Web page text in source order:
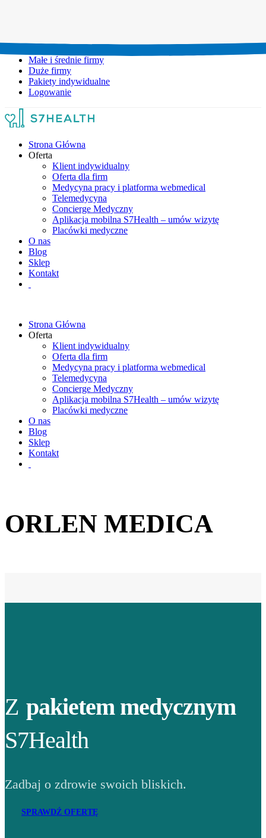
Małe i średnie firmy
Duże firmy
Pakiety indywidualne
Logowanie
Strona Główna
Oferta
Klient indywidualny
Oferta dla firm
Medycyna pracy i platforma webmedical
Telemedycyna
Concierge Medyczny
Aplikacja mobilna S7Health – umów wizytę
Placówki medyczne
O nas
Blog
Sklep
Kontakt
Strona Główna
Oferta
Klient indywidualny
Oferta dla firm
Medycyna pracy i platforma webmedical
Telemedycyna
Concierge Medyczny
Aplikacja mobilna S7Health – umów wizytę
Placówki medyczne
O nas
Blog
Sklep
Kontakt
ORLEN MEDICA
Z pakietem medycznym
S7Health
Zadbaj o zdrowie swoich bliskich.
SPRAWDŹ OFERTĘ